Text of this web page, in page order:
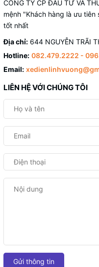
CÔNG TY CP ĐẦU TƯ VÀ
mệnh "Khách hàng là ưu
tốt nhất
Địa chỉ: 644 NGUYỄN TRÃI
Hotline: 082.479.2222 -
Email:
LIÊN HỆ VỚI CHÚNG TÔI
Gửi thông tin